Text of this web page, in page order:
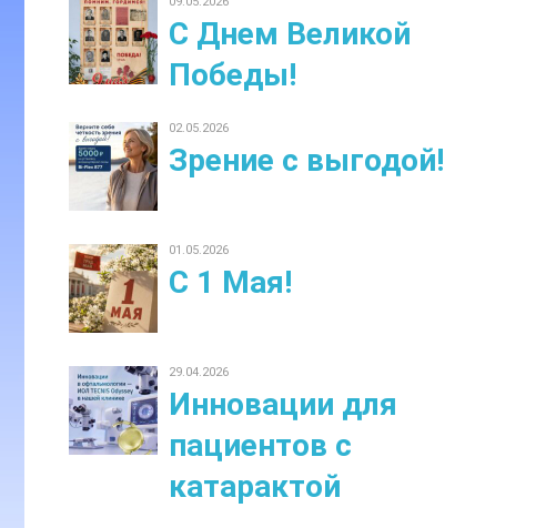
С Днем Великой
Победы!
02.05.2026
Зрение с выгодой!
01.05.2026
С 1 Мая!
29.04.2026
Инновации для
пациентов с
катарактой